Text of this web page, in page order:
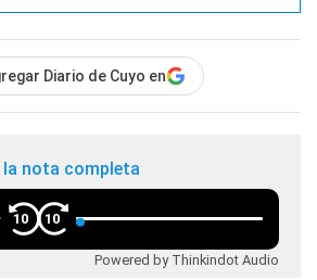
Diario de Cuyo en
la nota completa
10 10
Powered by Thinkindot Audio